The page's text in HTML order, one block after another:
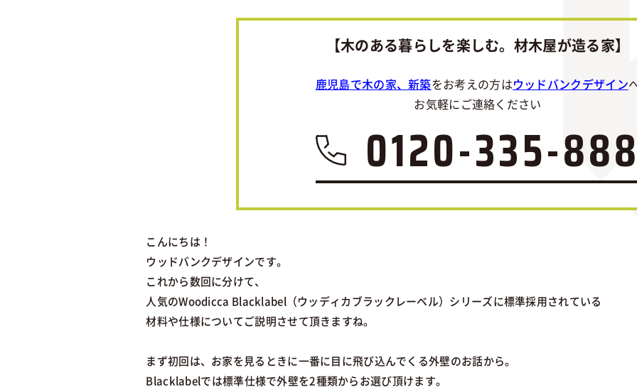
【木のある暮らしを楽しむ。材木屋が造る家】
鹿児島で木の家、新築をお考えの方はウッドバンクデザイン
お気軽にご連絡ください
0120-335-
こんにちは！
ウッドバンクデザインです。
これから数回に分けて、
人気のWoodicca Blacklabel（ウッディカブラックレーベル）シリーズに標準採用されている
材料や仕様についてご説明させて頂きますね。
まず初回は、お家を見るときに一番に目に飛び込んでくる外壁のお話から。
Blacklabelでは標準仕様で外壁を2種類からお選び頂けます。